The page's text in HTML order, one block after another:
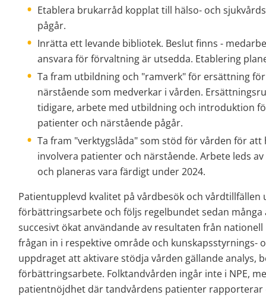
Etablera brukarråd kopplat till hälso- och
pågår.
Inrätta ett levande bibliotek. Beslut finns -
ansvara för förvaltning är utsedda. Etablering
Ta fram utbildning och "ramverk" för ersättning
närstående som medverkar i vården.
tidigare, arbete med utbildning och introduktion
patienter och närstående pågår.
Ta fram "verktygslåda" som stöd för vården för
involvera patienter och närstående. Arbete leds
och planeras vara färdigt under 2024.
Patientupplevd kvalitet på vårdbesök och
förbättringsarbete och följs regelbundet sedan många
succesivt ökat användande av resultaten från
frågan in i respektive område och kunskapsstyrnings-
uppdraget att aktivare stödja vården gällande analys,
förbättringsarbete. Folktandvården ingår inte i NPE,
patientnöjdhet där tandvårdens patienter rapporterar